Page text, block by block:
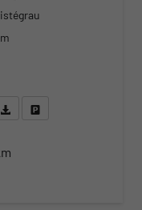
Sie an
Angebot drucken (PDF)